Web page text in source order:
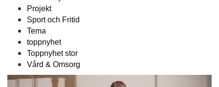
Projekt
Sport och Fritid
Tema
toppnyhet
Toppnyhet stor
Vård & Omsorg